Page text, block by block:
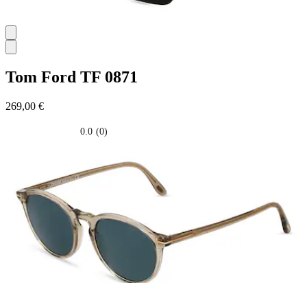
Tom Ford TF 0871
269,00 €
0.0 (0)